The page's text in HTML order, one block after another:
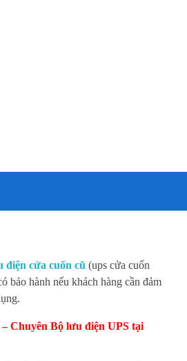
điện cửa cuốn cũ (ups cửa cuốn
bảo hành nếu khách hàng cần đảm
– Chuyên Bộ lưu điện UPS tại